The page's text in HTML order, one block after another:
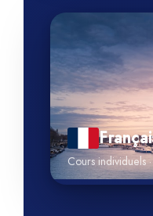
Cours individuels